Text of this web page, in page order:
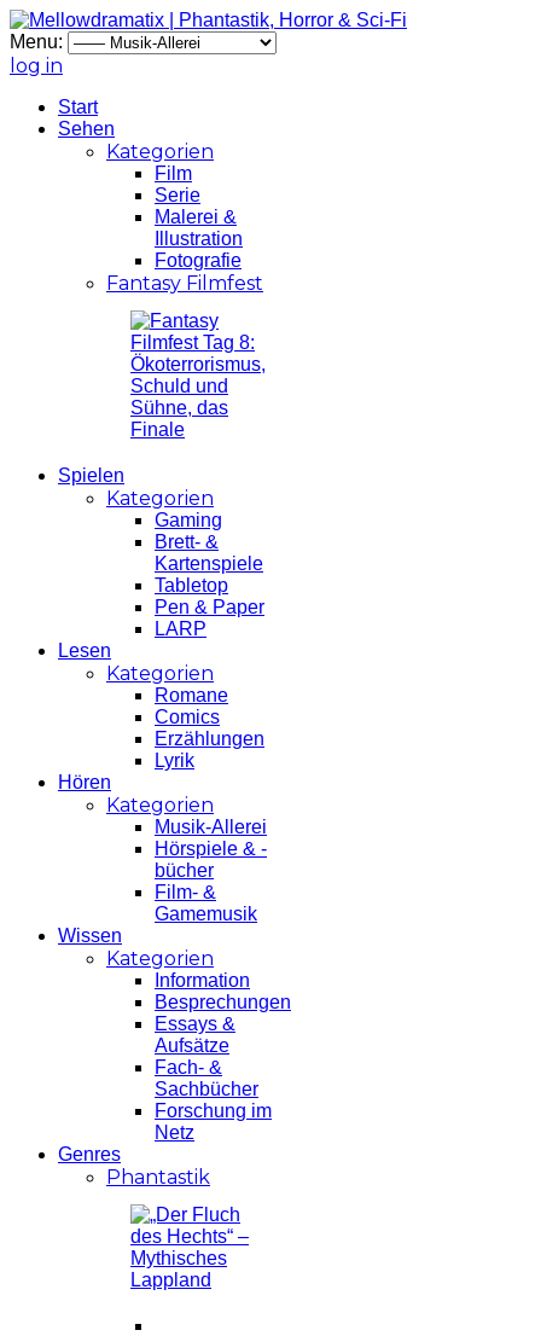
Menu:
log in
Start
Sehen
Kategorien
Film
Serie
Malerei &
Illustration
Fotografie
Fantasy Filmfest
Spielen
Kategorien
Gaming
Brett- &
Kartenspiele
Tabletop
Pen & Paper
LARP
Lesen
Kategorien
Romane
Comics
Erzählungen
Lyrik
Hören
Kategorien
Musik-Allerei
Hörspiele & -
bücher
Film- &
Gamemusik
Wissen
Kategorien
Information
Besprechungen
Essays &
Aufsätze
Fach- &
Sachbücher
Forschung im
Netz
Genres
Phantastik